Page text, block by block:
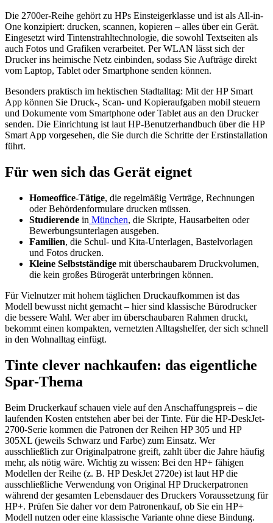
Die 2700er-Reihe gehört zu HPs Einsteigerklasse und ist als All-in-
One konzipiert: drucken, scannen, kopieren – alles über ein Gerät.
Eingesetzt wird Tintenstrahltechnologie, die sowohl Textseiten als
auch Fotos und Grafiken verarbeitet. Per WLAN lässt sich der
Drucker ins heimische Netz einbinden, sodass Sie Aufträge direkt
vom Laptop, Tablet oder Smartphone senden können.
Besonders praktisch im hektischen Stadtalltag: Mit der HP Smart
App können Sie Druck-, Scan- und Kopieraufgaben mobil steuern
und Dokumente vom Smartphone oder Tablet aus an den Drucker
senden. Die Einrichtung ist laut HP-Benutzerhandbuch über die HP
Smart App vorgesehen, die Sie durch die Schritte der Erstinstallation
führt.
Für wen sich das Gerät eignet
Homeoffice-Tätige, die regelmäßig Verträge, Rechnungen
oder Behördenformulare drucken müssen.
Studierende in München, die Skripte, Hausarbeiten oder
Bewerbungsunterlagen ausgeben.
Familien, die Schul- und Kita-Unterlagen, Bastelvorlagen
und Fotos drucken.
Kleine Selbstständige mit überschaubarem Druckvolumen,
die kein großes Bürogerät unterbringen können.
Für Vielnutzer mit hohem täglichen Druckaufkommen ist das
Modell bewusst nicht gemacht – hier sind klassische Bürodrucker
die bessere Wahl. Wer aber im überschaubaren Rahmen druckt,
bekommt einen kompakten, vernetzten Alltagshelfer, der sich schnell
in den Wohnalltag einfügt.
Tinte clever nachkaufen: das eigentliche
Spar-Thema
Beim Druckerkauf schauen viele auf den Anschaffungspreis – die
laufenden Kosten entstehen aber bei der Tinte. Für die HP-DeskJet-
2700-Serie kommen die Patronen der Reihen HP 305 und HP
305XL (jeweils Schwarz und Farbe) zum Einsatz. Wer
ausschließlich zur Originalpatrone greift, zahlt über die Jahre häufig
mehr, als nötig wäre. Wichtig zu wissen: Bei den HP+ fähigen
Modellen der Reihe (z. B. HP DeskJet 2720e) ist laut HP die
ausschließliche Verwendung von Original HP Druckerpatronen
während der gesamten Lebensdauer des Druckers Voraussetzung für
HP+. Prüfen Sie daher vor dem Patronenkauf, ob Sie ein HP+
Modell nutzen oder eine klassische Variante ohne diese Bindung.